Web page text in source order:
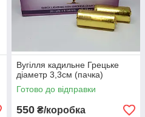
Вугілля кадильне Грецьке
діаметр 3,3см (пачка)
Готово до відправки
550 ₴/коробка